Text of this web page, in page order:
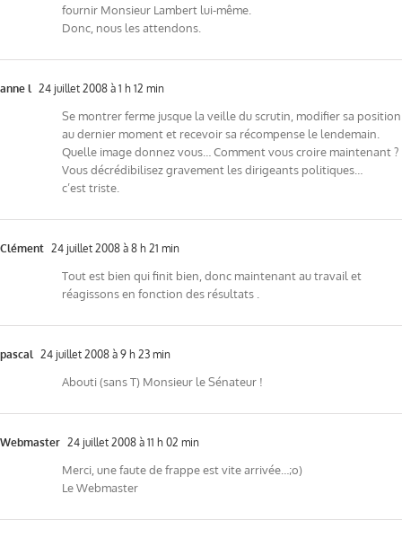
fournir Monsieur Lambert lui-même.
Donc, nous les attendons.
anne l 24 juillet 2008 à 1 h 12 min
Se montrer ferme jusque la veille du scrutin, modifier sa position
au dernier moment et recevoir sa récompense le lendemain.
Quelle image donnez vous… Comment vous croire maintenant ?
Vous décrédibilisez gravement les dirigeants politiques…
c’est triste.
Clément 24 juillet 2008 à 8 h 21 min
Tout est bien qui finit bien, donc maintenant au travail et
réagissons en fonction des résultats .
pascal 24 juillet 2008 à 9 h 23 min
Abouti (sans T) Monsieur le Sénateur !
Webmaster 24 juillet 2008 à 11 h 02 min
Merci, une faute de frappe est vite arrivée…;o)
Le Webmaster